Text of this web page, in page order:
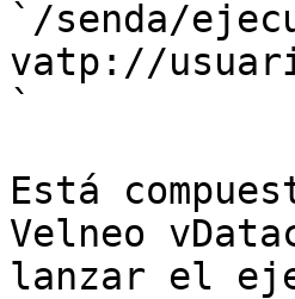
`/senda/
vatp://
`
Está
Velneo
lanzar el